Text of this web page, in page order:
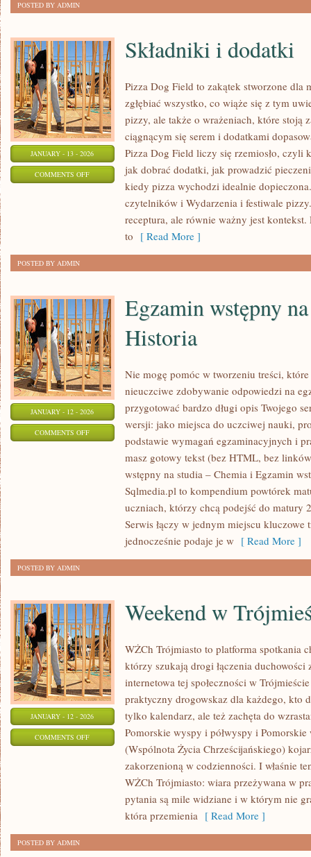
POSTED BY ADMIN
JANUARY - 13 - 2026
COMMENTS OFFON
SKŁADNIKI
Składniki i dodatki
Pizza Dog Field to zakątek stworzone dla
zgłębiać wszystko, co wiąże się z tym
pizzy, ale także o wrażeniach, które stoją
ciągnącym się serem i dodatkami
Pizza Dog Field liczy się rzemiosło, czyli
jak dobrać dodatki, jak prowadzić
kiedy pizza wychodzi idealnie
czytelników i Wydarzenia i festiwale
receptura, ale równie ważny jest
to [ Read More ]
POSTED BY ADMIN
JANUARY - 12 - 2026
COMMENTS OFFON
Egzamin wstępny
Historia
Nie mogę pomóc w tworzeniu treści,
nieuczciwe zdobywanie odpowiedzi na
przygotować bardzo długi opis Twojego
wersji: jako miejsca do uczciwej nauki,
podstawie wymagań egzaminacyjnych i
masz gotowy tekst (bez HTML, bez
wstępny na studia – Chemia i Egzamin
Sqlmedia.pl to kompendium powtórek
uczniach, którzy chcą podejść do matury
Serwis łączy w jednym miejscu kluczowe
jednocześnie podaje je w [ Read More ]
POSTED BY ADMIN
JANUARY - 12 - 2026
COMMENTS OFFON
TRÓJMIEŚCIE
Weekend w
WŻCh Trójmiasto to platforma spotkania
którzy szukają drogi łączenia duchowości
internetowa tej społeczności w
praktyczny drogowskaz dla każdego, kto
tylko kalendarz, ale też zachęta do
Pomorskie wyspy i półwyspy i
(Wspólnota Życia Chrześcijańskiego)
zakorzenioną w codzienności. I właśnie
WŻCh Trójmiasto: wiara przeżywana w
pytania są mile widziane i w którym nie
która przemienia [ Read More ]
POSTED BY ADMIN